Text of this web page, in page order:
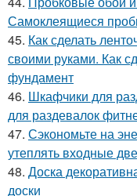
Самоклеящиеся
45. Как сделать
своими руками. Как
фундамент
46. Шкафчики для
для раздевалок
47. Сэкономьте на
утеплять входные
48. Доска
доски